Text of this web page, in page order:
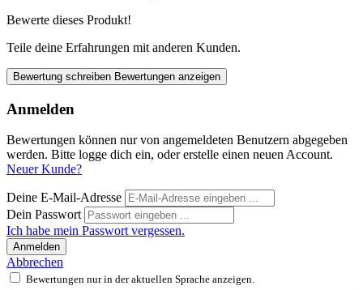
Bewerte dieses Produkt!
Teile deine Erfahrungen mit anderen Kunden.
Bewertung schreiben Bewertungen anzeigen
Anmelden
Bewertungen können nur von angemeldeten Benutzern abgegeben
werden. Bitte logge dich ein, oder erstelle einen neuen Account.
Neuer Kunde?
Deine E-Mail-Adresse
Dein Passwort
Ich habe mein Passwort vergessen.
Anmelden
Abbrechen
Bewertungen nur in der aktuellen Sprache anzeigen.